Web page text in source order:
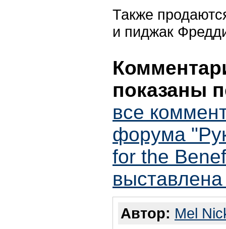
Также
и пиджак
показаны
все
форума
for the
Автор: Mel